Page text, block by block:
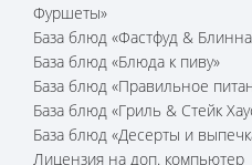
Фуршеты»
База блюд «Фастфуд &
База блюд «Блюда к пиву»
База блюд «Правильное
База блюд «Гриль & Стейк
База блюд «Десерты и
Лицензия на доп. компьютер